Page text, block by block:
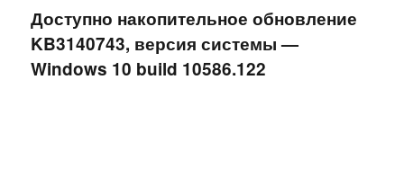
Доступно накопительное обновление
KB3140743, версия системы —
Windows 10 build 10586.122